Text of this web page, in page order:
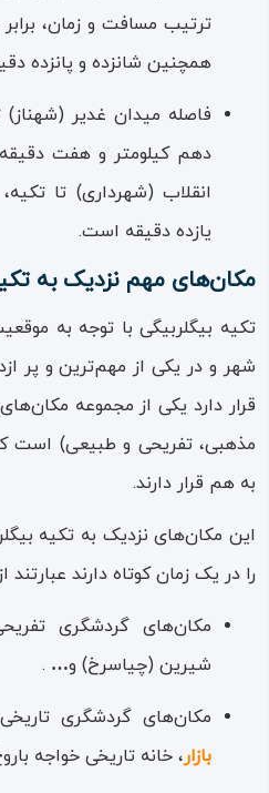
چشم‌گیرترین ویژگی عمارت
این سازه تاریخی را در بین چنین
بردن هنرمندانه آینه‌ها در
چنین خلاقیت معمارانه‌ای، پدید
عظمت است.
سطح دیوارها، ستون‌ها و سقف
شده است که انگاری فرش
تکیه بیگلر بیگی عمارتِ فراش‌
ستایش و با هزاران تکه‌ آینه
استادکارهای ایرانی –
مکتبی و تکنیکی آن تا دست و
ترتیب مسافت و زمان،
همچنین شانزده و پانزده
فاصله میدان غدیر
دهم کیلومتر و هفت
انقلاب (شهرداری) تا
یازده دقیقه است.
مکان‌های مهم نزدیک به
تکیه بیگلربیگی با توجه به
شهر و در یکی از مهم‌ترین و پر
قرار دارد یکی از مجموعه
مذهبی، تفریحی و طبیعی) است
به هم قرار دارند.
این مکان‌های نزدیک به تکیه
را در یک زمان کوتاه دارند عبارتند
مکان‌های گردشگری
شیرین (چیاسرخ) و…
.
مکان‌های گردشگری
بازار، خانه تاریخی خواجه‌